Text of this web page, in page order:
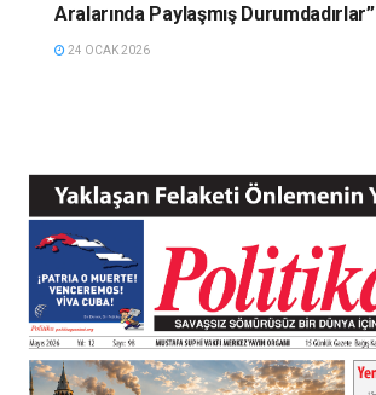
Aralarında Paylaşmış Durumdadırlar”
24 OCAK 2026